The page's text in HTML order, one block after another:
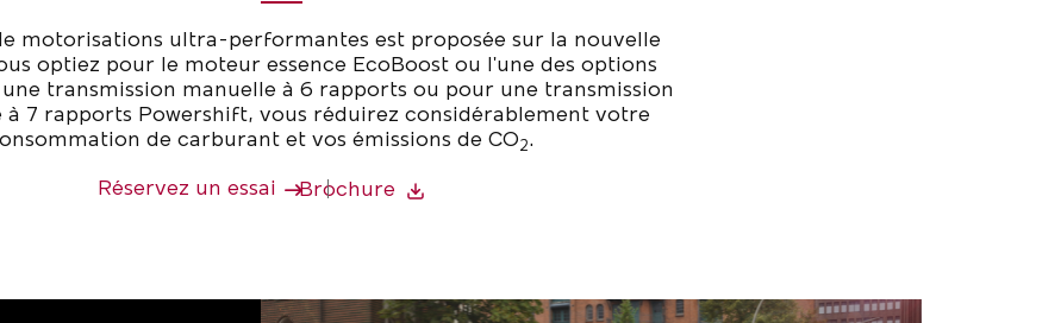
motorisations ultra-performantes est proposée sur la nouvelle
optiez pour le moteur essence EcoBoost ou l'une des options
transmission manuelle à 6 rapports ou pour une transmission
7 rapports Powershift, vous réduirez considérablement votre
de carburant et vos émissions de CO2.
Réservez un essai Brochure